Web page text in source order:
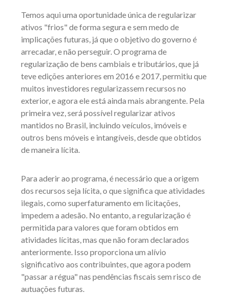
Temos aqui uma oportunidade única de regularizar
ativos "frios" de forma segura e sem medo de
implicações futuras, já que o objetivo do governo é
arrecadar, e não perseguir. O programa de
regularização de bens cambiais e tributários, que já
teve edições anteriores em 2016 e 2017, permitiu que
muitos investidores regularizassem recursos no
exterior, e agora ele está ainda mais abrangente. Pela
primeira vez, será possível regularizar ativos
mantidos no Brasil, incluindo veículos, imóveis e
outros bens móveis e intangíveis, desde que obtidos
de maneira lícita.
Para aderir ao programa, é necessário que a origem
dos recursos seja lícita, o que significa que atividades
ilegais, como superfaturamento em licitações,
impedem a adesão. No entanto, a regularização é
permitida para valores que foram obtidos em
atividades lícitas, mas que não foram declarados
anteriormente. Isso proporciona um alívio
significativo aos contribuintes, que agora podem
"passar a régua" nas pendências fiscais sem risco de
autuações futuras.